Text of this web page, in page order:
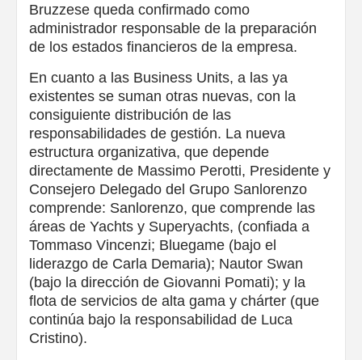
Bruzzese queda confirmado como
administrador responsable de la preparación
de los estados financieros de la empresa.
En cuanto a las Business Units, a las ya
existentes se suman otras nuevas, con la
consiguiente distribución de las
responsabilidades de gestión. La nueva
estructura organizativa, que depende
directamente de Massimo Perotti, Presidente y
Consejero Delegado del Grupo Sanlorenzo
comprende: Sanlorenzo, que comprende las
áreas de Yachts y Superyachts, (confiada a
Tommaso Vincenzi; Bluegame (bajo el
liderazgo de Carla Demaria); Nautor Swan
(bajo la dirección de Giovanni Pomati); y la
flota de servicios de alta gama y chárter (que
continúa bajo la responsabilidad de Luca
Cristino).